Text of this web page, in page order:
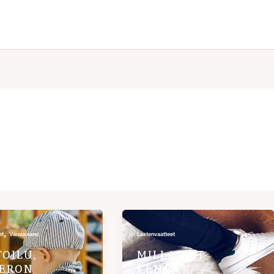
,Vauvavuosi Lastenvaatteet
MILLAISET
KENGÄT